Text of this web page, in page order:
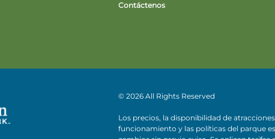
Contáctenos
© 2026 All Rights Reserved
Los precios, la disponibilidad de
funcionamiento y las políticas del parque